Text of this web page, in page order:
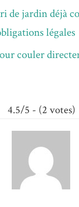
de jardin déjà
légales
couler
4.5/5 - (2 votes)